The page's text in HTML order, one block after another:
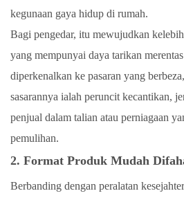
kegunaan gaya hidup di rumah.
Bagi pengedar, itu mewujudkan
yang mempunyai daya tarikan
diperkenalkan ke pasaran yang
sasarannya ialah peruncit kecantikan,
penjual dalam talian atau perniagaan
pemulihan.
2. Format Produk Mudah
Berbanding dengan peralatan